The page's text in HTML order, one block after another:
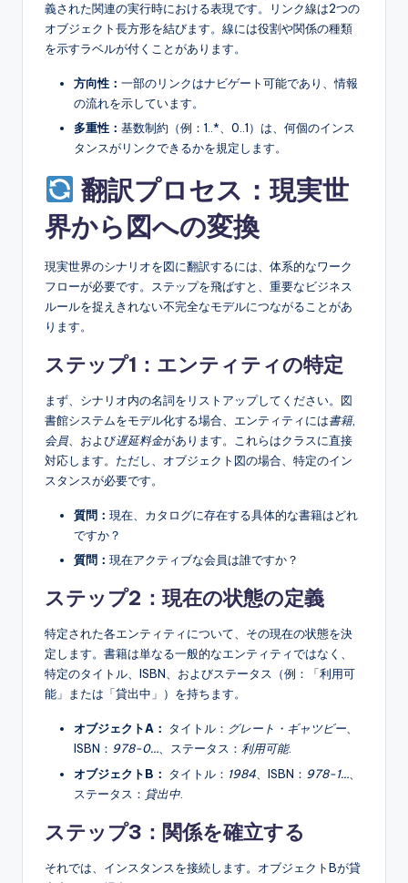
義された関連の実行時における表現です。リンク線は2つの
オブジェクト長方形を結びます。線には役割や関係の種類
を示すラベルが付くことがあります。
方向性： 一部のリンクはナビゲート可能であり、情報
の流れを示しています。
多重性： 基数制約（例：1..*、0..1）は、何個のインス
タンスがリンクできるかを規定します。
翻訳プロセス：現実世
界から図への変換
現実世界のシナリオを図に翻訳するには、体系的なワーク
フローが必要です。ステップを飛ばすと、重要なビジネス
ルールを捉えきれない不完全なモデルにつながることがあ
ります。
ステップ1：エンティティの特定
まず、シナリオ内の名詞をリストアップしてください。図
書館システムをモデル化する場合、エンティティには書籍,
会員、および遅延料金があります。これらはクラスに直接
対応します。ただし、オブジェクト図の場合、特定のイン
スタンスが必要です。
質問： 現在、カタログに存在する具体的な書籍はどれ
ですか？
質問： 現在アクティブな会員は誰ですか？
ステップ2：現在の状態の定義
特定された各エンティティについて、その現在の状態を決
定します。書籍は単なる一般的なエンティティではなく、
特定のタイトル、ISBN、およびステータス（例：「利用可
能」または「貸出中」）を持ちます。
オブジェクトA： タイトル： グレート・ギャツビー、
ISBN： 978-0…、ステータス： 利用可能.
オブジェクトB： タイトル： 1984 、ISBN： 978-1…
ステータス： 貸出中
ステップ3：関係を確立する
それでは、インスタンスを接続します。オブジェクトBが貸